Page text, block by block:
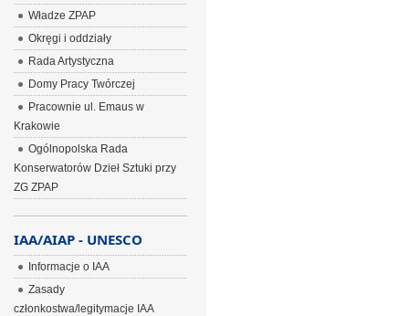
Władze ZPAP
Okręgi i oddziały
Rada Artystyczna
Domy Pracy Twórczej
Pracownie ul. Emaus w
Krakowie
Ogólnopolska Rada
Konserwatorów Dzieł Sztuki przy
ZG ZPAP
IAA/AIAP - UNESCO
Informacje o IAA
Zasady
członkostwa/legitymacje IAA